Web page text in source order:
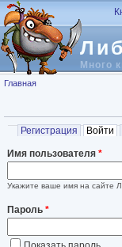
Перейти к основному
Много
Вы здесь
Главная
Главные
Регистрация Войти
Имя пользователя *
Укажите ваше имя на сайте
Пароль *